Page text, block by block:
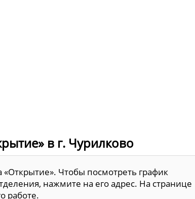
в г. Чурилково
«Открытие». Чтобы посмотреть график
нажмите на его адрес. На странице
работе.